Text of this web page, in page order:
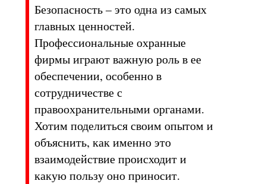
Безопасность – это одна из самых
главных ценностей.
Профессиональные охранные
фирмы играют важную роль в ее
обеспечении, особенно в
сотрудничестве с
правоохранительными органами.
Хотим поделиться своим опытом и
объяснить, как именно это
взаимодействие происходит и
какую пользу оно приносит.